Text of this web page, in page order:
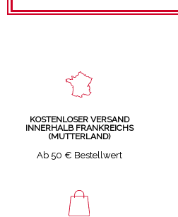
KOSTENLOSER VERSAND
INNERHALB FRANKREICHS
(MUTTERLAND)
Ab 50 € Bestellwert